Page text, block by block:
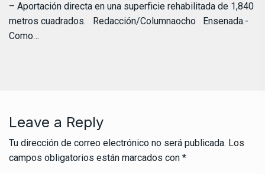
– Aportación directa en una superficie rehabilitada de 1,840
metros cuadrados. Redacción/Columnaocho Ensenada.-
Como…
Leave a Reply
Tu dirección de correo electrónico no será publicada. Los
campos obligatorios están marcados con *